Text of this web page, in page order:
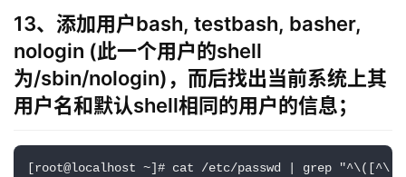
13、添加用户bash, testbash, basher,
nologin (此一个用户的shell
为/sbin/nologin)，而后找出当前系统上其
用户名和默认shell相同的用户的信息；
[root@localhost ~]# cat /etc/passwd | grep